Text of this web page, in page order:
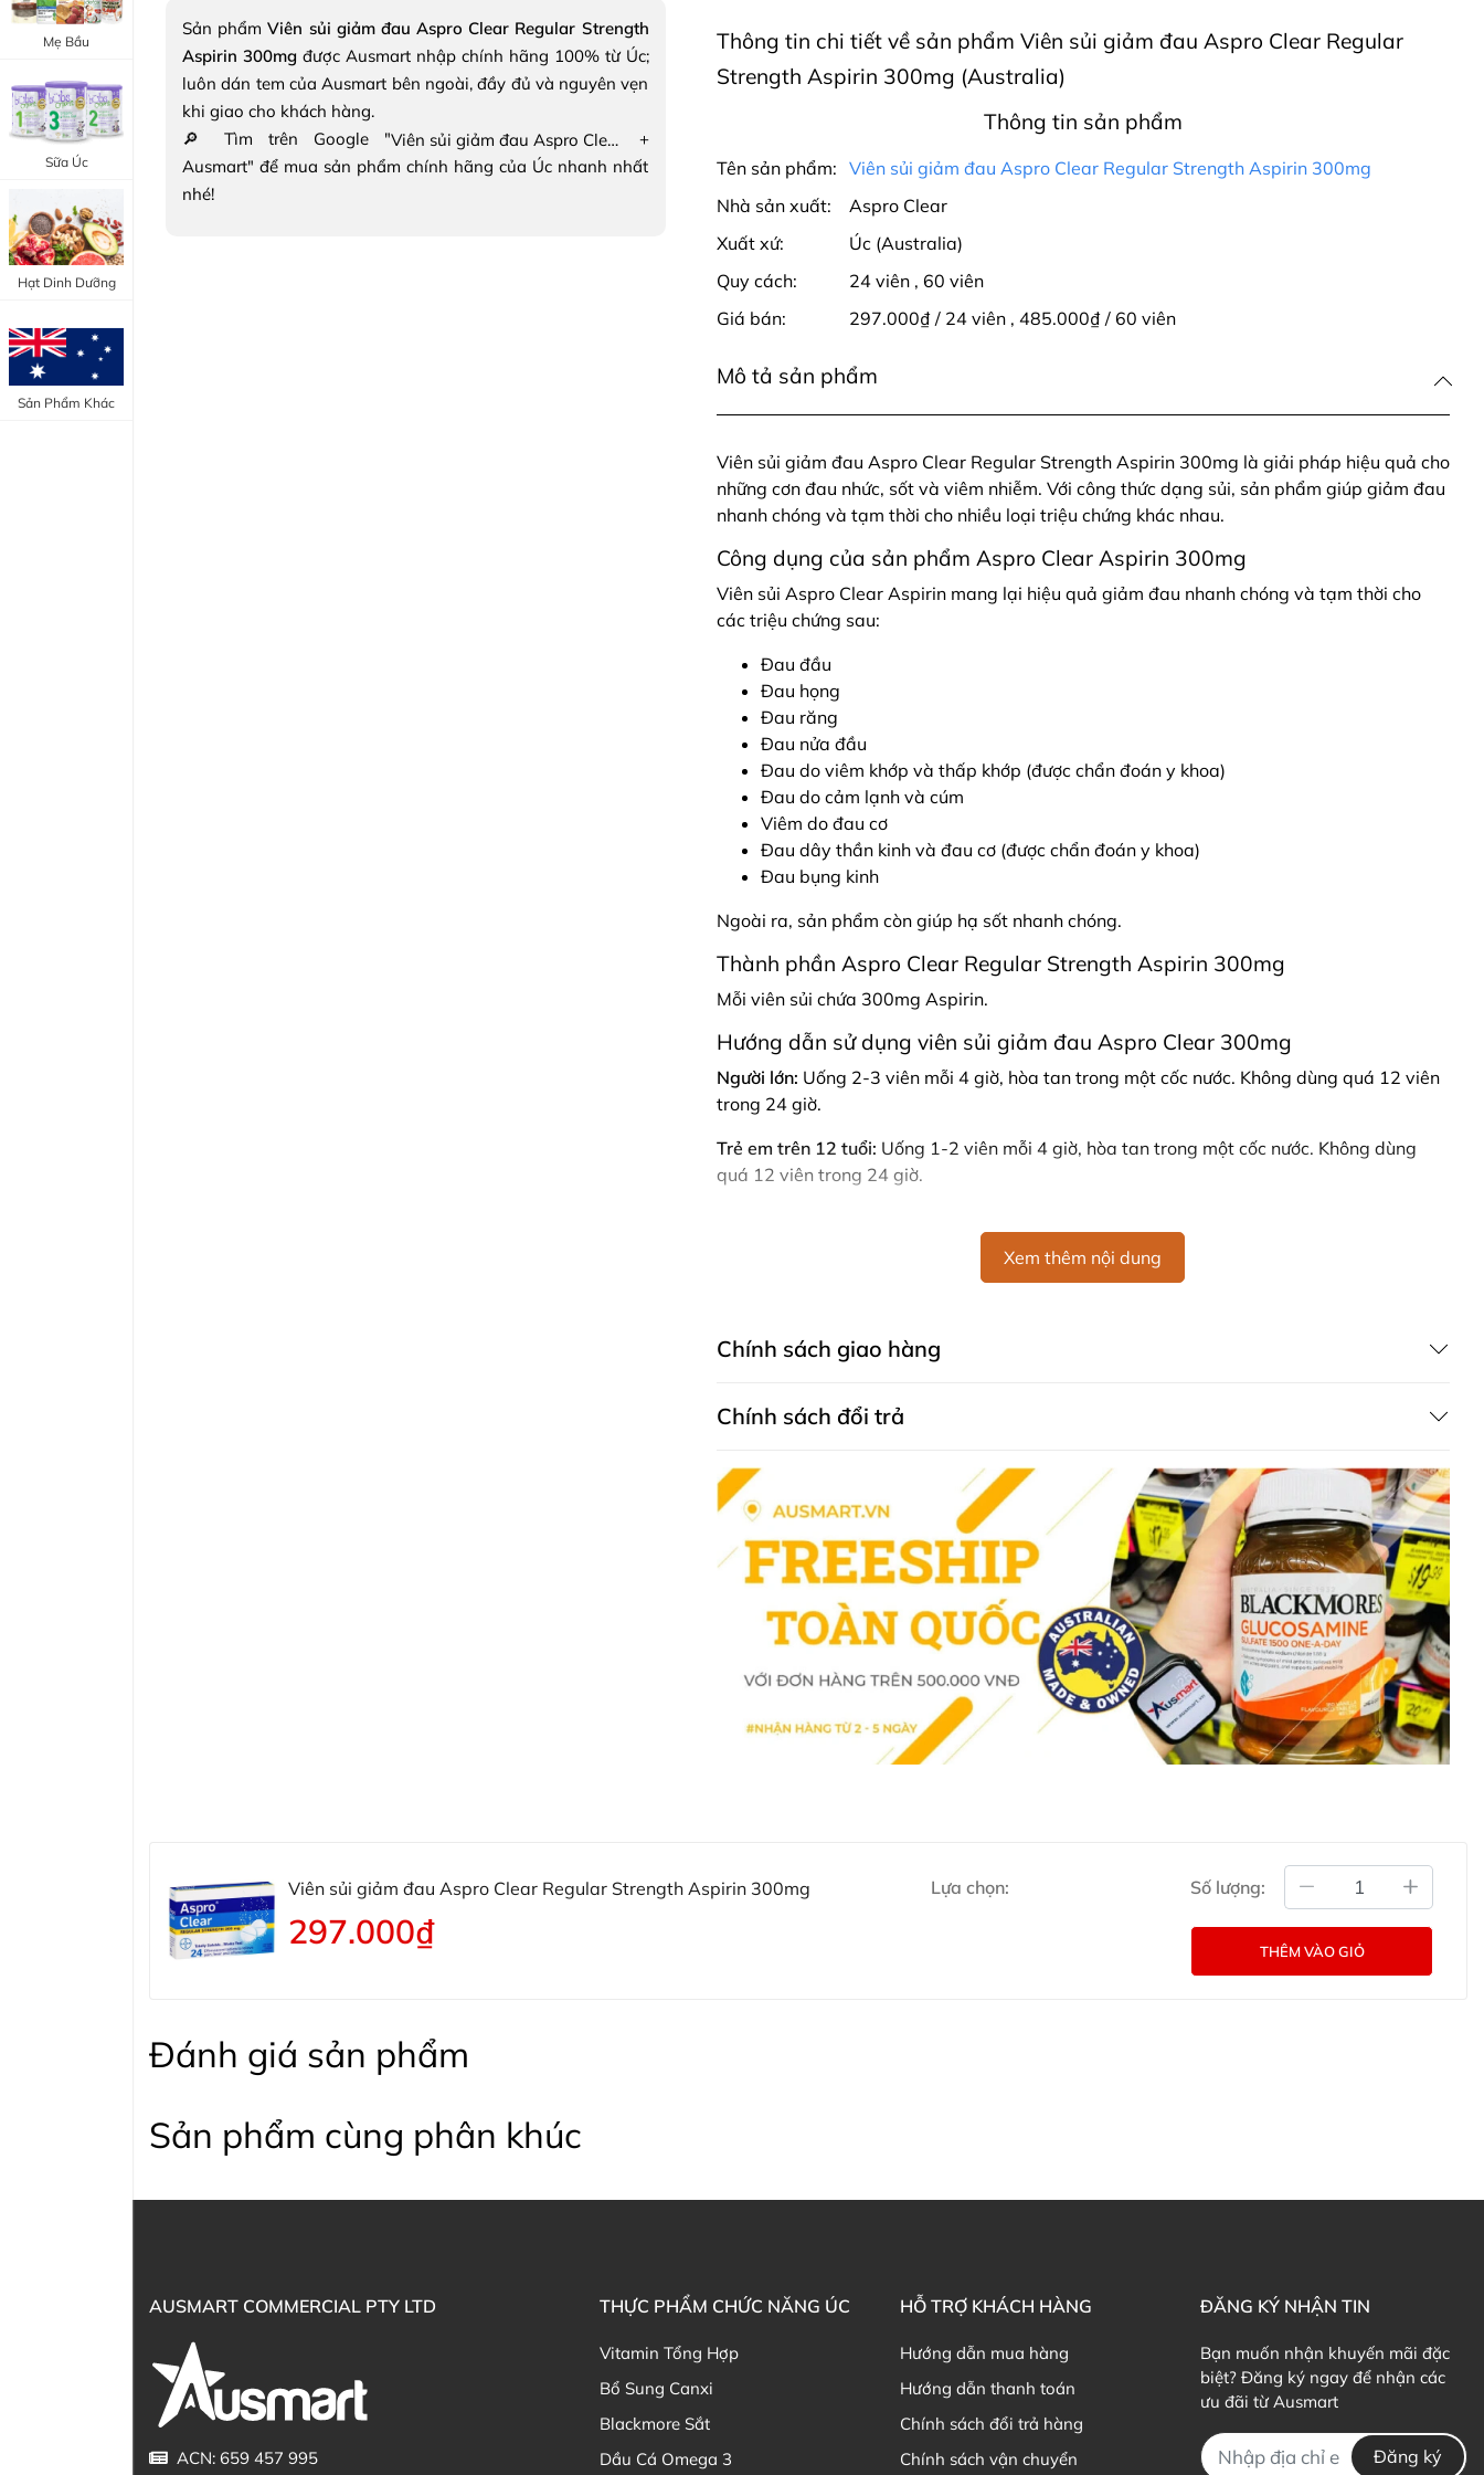
Bổ Khớp - Xương
Bổ Não - Tim Mạch
Canxi - Vitamin D
Trang Điểm Mắt
Trang Điểm Môi
Tẩy Trang - Toner
Dụng Cụ Trang Điểm
Mẹ Bầu
Sữa Úc
Hạt Dinh Dưỡng
Sản Phẩm Khác
Sản phẩmViên sủi giảm đau Aspro Clear Regular Strength
Aspirin 300mgđược Ausmart nhập chính hãng 100% từ Úc;
luôn dán tem của Ausmart bên ngoài, đầy đủ và nguyên vẹn
khi giao cho khách hàng.
🔎 Tìm trên Google "
Viên sủi giảm đau Aspro Clear Regular Strength Aspirin 300mg
+
Ausmart" để mua sản phẩm chính hãng của Úc nhanh nhất
nhé!
Thông tin chi tiết về sản phẩm Viên sủi giảm đau Aspro Clear Regular
Strength Aspirin 300mg (Australia)
Thông tin sản phẩm
Tên sản phẩm: Viên sủi giảm đau Aspro Clear Regular Strength Aspirin 300mg
Nhà sản xuất:
Aspro Clear
Xuất xứ:
Úc (Australia)
Quy cách:
24 viên, 60 viên
Giá bán:
297.000₫ / 24 viên , 485.000₫ / 60 viên
Mô tả sản phẩm
Viên sủi giảm đau Aspro Clear Regular Strength Aspirin 300mg là giải pháp hiệu quả cho
những cơn đau nhức, sốt và viêm nhiễm. Với công thức dạng sủi, sản phẩm giúp giảm đau
nhanh chóng và tạm thời cho nhiều loại triệu chứng khác nhau.
Công dụng của sản phẩm Aspro Clear Aspirin 300mg
Viên sủi Aspro Clear Aspirin mang lại hiệu quả giảm đau nhanh chóng và tạm thời cho
các triệu chứng sau:
Đau đầu
Đau họng
Đau răng
Đau nửa đầu
Đau do viêm khớp và thấp khớp (được chẩn đoán y khoa)
Đau do cảm lạnh và cúm
Viêm do đau cơ
Đau dây thần kinh và đau cơ (được chẩn đoán y khoa)
Đau bụng kinh
Ngoài ra, sản phẩm còn giúp hạ sốt nhanh chóng.
Thành phần Aspro Clear Regular Strength Aspirin 300mg
Mỗi viên sủi chứa 300mg Aspirin.
Hướng dẫn sử dụng viên sủi giảm đau Aspro Clear 300mg
Người lớn: Uống 2-3 viên mỗi 4 giờ, hòa tan trong một cốc nước. Không dùng quá 12 viên
trong 24 giờ.
Trẻ em trên 12 tuổi: Uống 1-2 viên mỗi 4 giờ, hòa tan trong một cốc nước. Không dùng
quá 12 viên trong 24 giờ.
Luôn đọc kỹ nhãn trước khi sử dụng.
Sản phẩm chứa sulfite và sorbate.
Nếu triệu chứng không cải thiện, hãy tham khảo ý kiến chuyên gia y tế.
Không sử dụng nếu bạn có loét dạ dày, suy tim, đang mang thai hoặc dị ứng với các
cho những ai cần giảm đau nhanh chóng và hiệu quả. Hãy luôn tuân thủ hướng dẫn sử
dụng để đảm bảo an toàn và hiệu quả tối ưu.
Thông tin Sản phẩm chi tiết bằng Tiếng Anh (Nguồn: Chemist
Warehouse Australia)
Mua Viên sủi giảm đau Aspro Clear Regular Strength Aspirin 300mg ở
đâu?
Khách hàng có thể đặt mua Viên sủi giảm đau Aspro Clear Regular Strength Aspirin
Zalo Ausmart.au
| Ausmart Commercial Pty Ltd (Australia)
Đã duyệt nội dung
Xem thêm nội dung
Chính sách giao hàng
Chính sách đổi trả
Viên sủi giảm đau Aspro Clear Regular Strength Aspirin 300mg
297.000₫
Lựa chọn: Số lượng:
THÊM VÀO GIỎ
Đánh giá sản phẩm
Sản phẩm cùng phân khúc
AUSMART COMMERCIAL PTY LTD
ACN: 659 457 995
THỰC PHẨM CHỨC NĂNG ÚC
Vitamin Tổng Hợp
Bổ Sung Canxi
Blackmore Sắt
Dầu Cá Omega 3
HỖ TRỢ KHÁCH HÀNG
Hướng dẫn mua hàng
Hướng dẫn thanh toán
Chính sách đổi trả hàng
Chính sách vận chuyển
ĐĂNG KÝ NHẬN TIN
Bạn muốn nhận khuyến mãi đặc
biệt? Đăng ký ngay để nhận các
ưu đãi từ Ausmart
Đăng ký